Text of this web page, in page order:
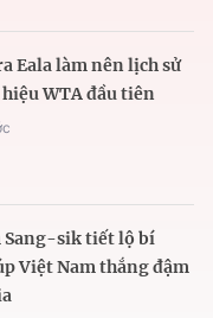
Eala làm nên lịch sử
WTA đầu tiên
Sang-sik tiết lộ bí
Việt Nam thắng đậm